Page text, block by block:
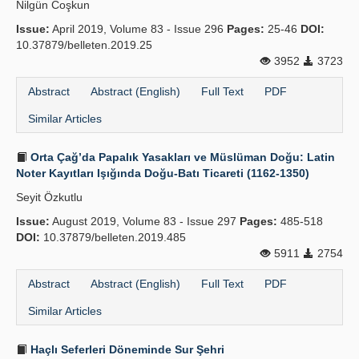
Guidelines
Contact Us
Nilgün Coşkun
Issue: April 2019, Volume 83 - Issue 296 Pages: 25-46 DOI:
10.37879/belleten.2019.25
3952
3723
Abstract Abstract (English) Full Text PDF
Similar Articles
Orta Çağ’da Papalık Yasakları ve Müslüman Doğu: Latin
Noter Kayıtları Işığında Doğu-Batı Ticareti (1162-1350)
Seyit Özkutlu
Issue: August 2019, Volume 83 - Issue 297 Pages: 485-518
DOI: 10.37879/belleten.2019.485
5911
2754
Abstract Abstract (English) Full Text PDF
Similar Articles
Haçlı Seferleri Döneminde Sur Şehri